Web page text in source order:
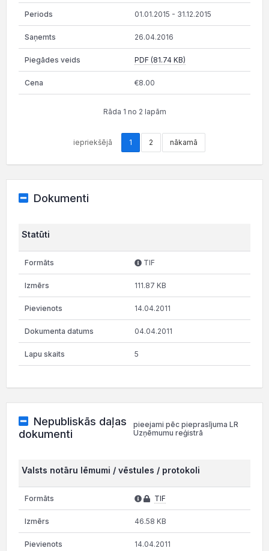
01.01.2015 - 31.12.2015
26.04.2016
PDF (81.74 KB)
€8.00
Rāda 1 no 2 lapām
iepriekšējā 1 2 nākamā
Dokumenti
Statūti
TIF
111.87 KB
14.04.2011
04.04.2011
5
Nepubliskās daļas
dokumenti
pieejami pēc pieprasījuma LR
Uzņēmumu reģistrā
Valsts notāru lēmumi / vēstules / protokoli
TIF
46.58 KB
14.04.2011